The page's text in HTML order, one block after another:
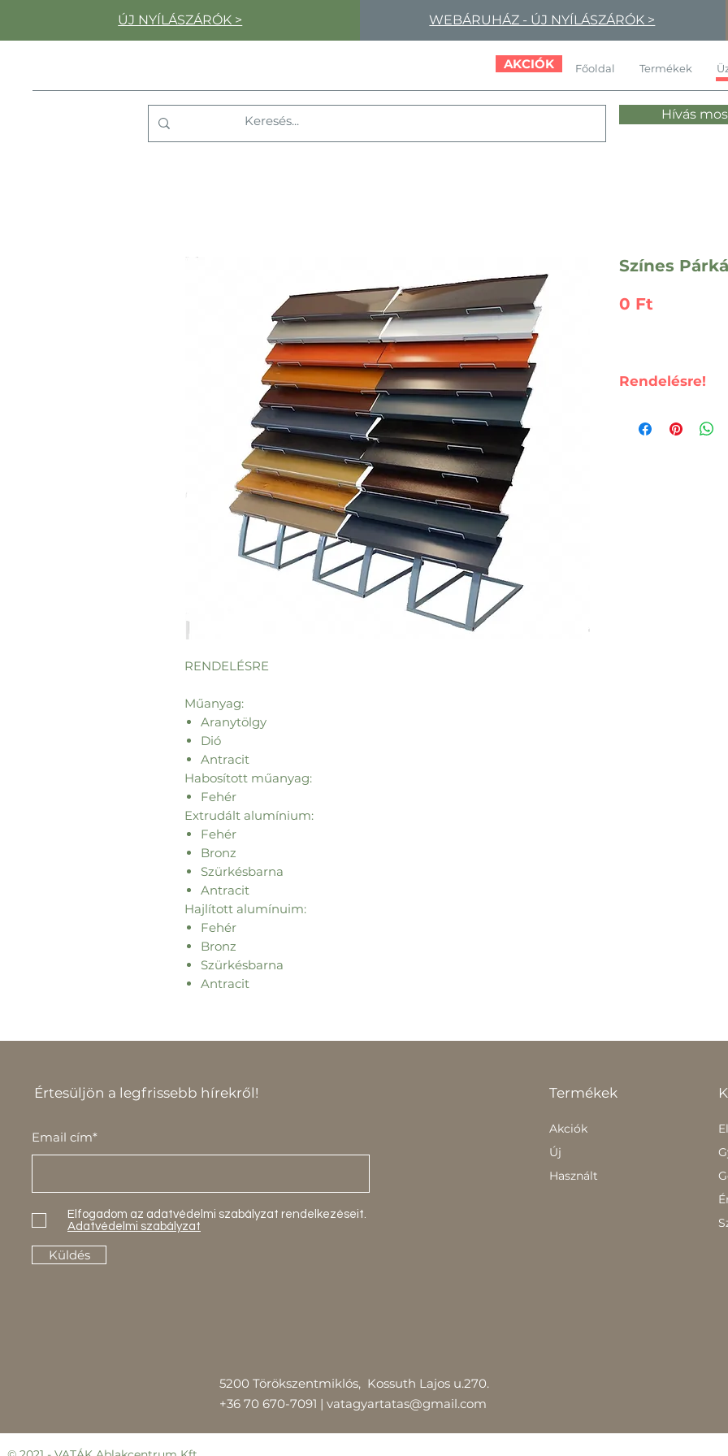
ÚJ NYÍLÁSZÁRÓK > WEBÁRUHÁZ - ÚJ NYÍLÁSZÁRÓK >
AKCIÓK Főoldal Termékek
Hívás
RENDELÉSRE
Műanyag:
Aranytölgy
Dió
Antracit
Habosított műanyag:
Fehér
Extrudált alumínium:
Fehér
Bronz
Szürkésbarna
Antracit
Hajlított alumínuim:
Fehér
Bronz
Szürkésbarna
Antracit
Színes
0 Ft
Rendelésre!
Kabai László:
Értesüljön a legfrissebb hírekről!
Email cím*
Elfogadom az adatvédelmi szabályzat rendelkezéseit.
Adatvédelmi szabályzat
Küldés
Termékek
Akciók
Új
Használt
5200 Törökszentmiklós, Kossuth Lajos u.270.
+36 70 670-7091 | vatagyartatas@gmail.com